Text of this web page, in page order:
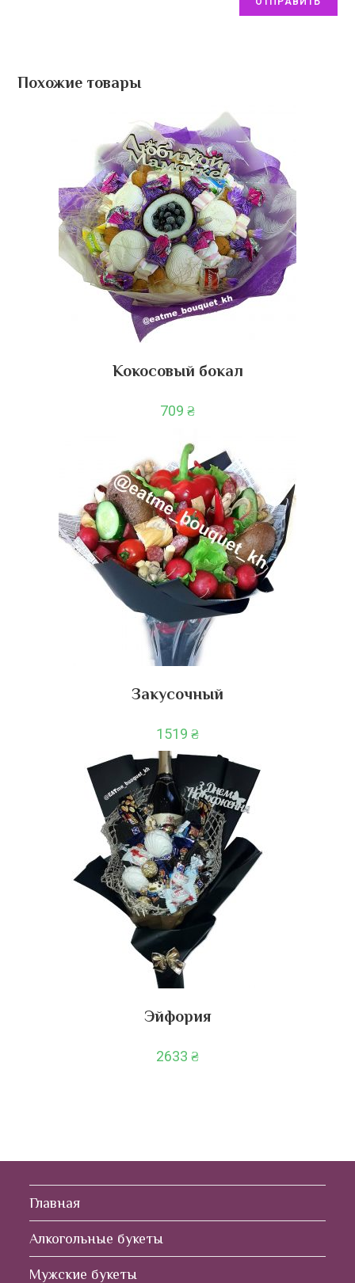
Похожие товары
Кокосовый бокал
709 ₴
Закусочный
1519 ₴
Эйфория
2633 ₴
Главная
Алкогольные букеты
Мужские букеты